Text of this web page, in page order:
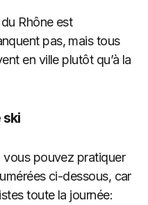
Rhône est
pas, mais tous
en ville plutôt qu’à la
ski
vous pouvez pratiquer
ci-dessous, car
toute la journée: